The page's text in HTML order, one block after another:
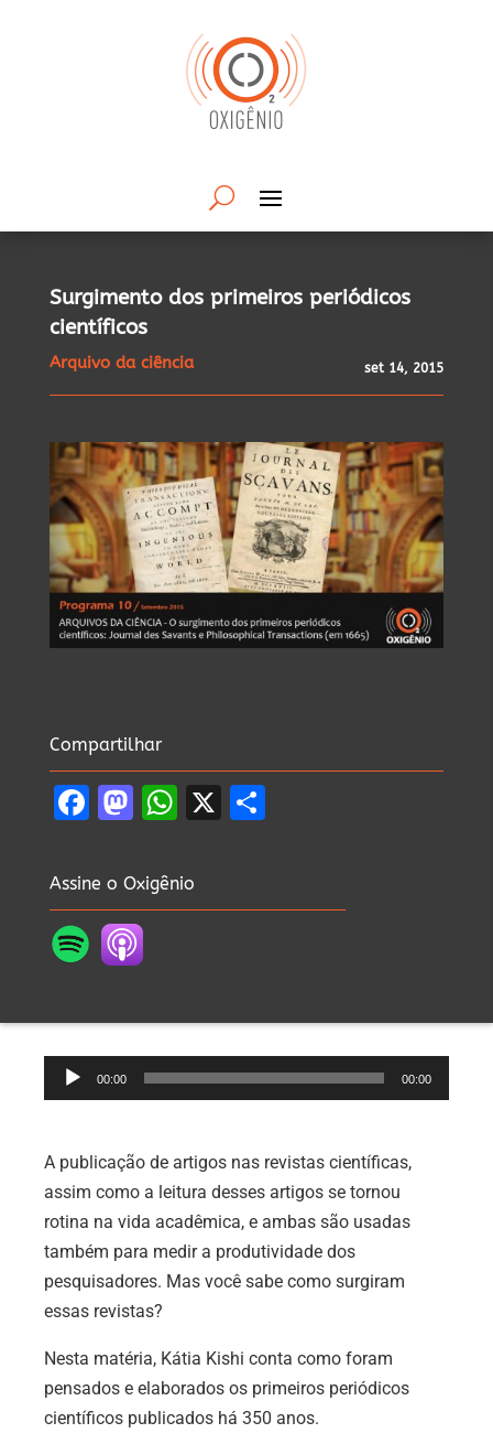
Surgimento dos primeiros periódicos
científicos
Arquivo da ciência set 14, 2015
Compartilhar
Facebook
Mastodon
WhatsApp
X
Assine o Oxigênio
Tocador
de
00:00 00:00
A publicação de artigos nas revistas científicas,
assim como a leitura desses artigos se tornou
rotina na vida acadêmica, e ambas são usadas
também para medir a produtividade dos
pesquisadores. Mas você sabe como surgiram
essas revistas?
Nesta matéria, Kátia Kishi conta como foram
pensados e elaborados os primeiros periódicos
científicos publicados há 350 anos.